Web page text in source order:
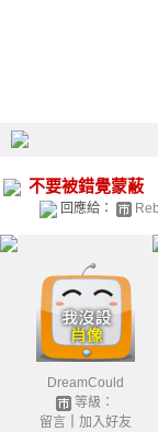
不要被錯覺蒙蔽
回應給：
DreamCould
等級：
留言｜ 加入好友